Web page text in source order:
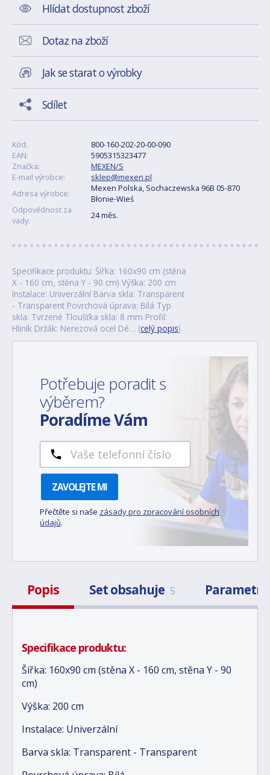
Hlídat dostupnost zboží
Dotaz na zboží
Jak se starat o výrobky
Sdílet
Kód:
800-160-202-20-00-090
EAN:
5905315323477
Značka:
MEXEN/S
E-mail výrobce:
sklep@mexen.pl
Adresa výrobce:
Mexen Polska, Sochaczewska 96B 05-870
Błonie-Wieś
Odpovědnost za
vady:
24 měs.
Specifikace produktu: Šířka: 160x90 cm (stěna
X - 160 cm, stěna Y - 90 cm) Výška: 200 cm
Instalace: Univerzální Barva skla: Transparent
- Transparent Povrchová úprava: Bílá Typ
skla: Tvrzené Tloušťka skla: 8 mm Profil:
Hliník Držák: Nerezová ocel Dé… (celý popis)
Potřebuje poradit s
výběrem?
Poradíme Vám
ZAVOLEJTE MI
Přečtěte si naše zásady pro zpracování osobních
údajů.
Popis Set obsahuje 5 Parametry
Specifikace produktu:
Šířka: 160x90 cm (stěna X - 160 cm, stěna Y - 90
cm)
Výška: 200 cm
Instalace: Univerzální
Barva skla: Transparent - Transparent